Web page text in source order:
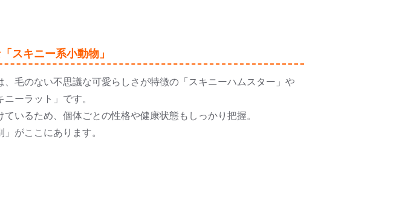
スキニー系小動物」
毛のない不思議な可愛らしさが特徴の「スキニーハムスター」や
ーラット」です。
いるため、個体ごとの性格や健康状態もしっかり把握。
がここにあります。